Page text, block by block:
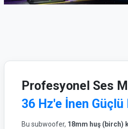
Profesyonel Ses
36 Hz'e İnen Güçlü
Bu subwoofer, 18mm huş (birch)